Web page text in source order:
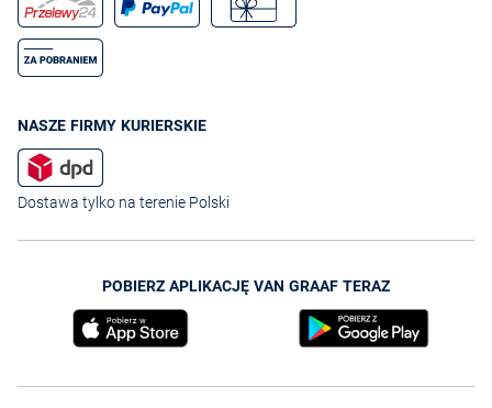
NASZE FIRMY KURIERSKIE
Dostawa tylko na terenie Polski
POBIERZ APLIKACJĘ VAN GRAAF TERAZ